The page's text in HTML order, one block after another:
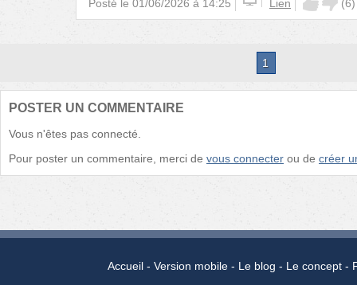
Posté le 01/06/2026 à 14:25 Lien (6)
1
POSTER UN COMMENTAIRE
Vous n'êtes pas connecté.
Pour poster un commentaire, merci de vous connecter ou de créer
Accueil Version mobile Le blog Le concept